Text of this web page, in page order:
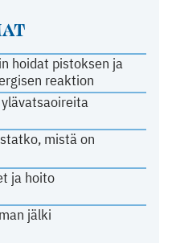
hoidat pistoksen ja
reaktion
mistä on
ja hoito
jälki